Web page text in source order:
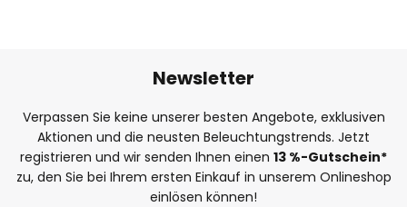
Newsletter
Verpassen Sie keine unserer besten Angebote, exklusiven
Aktionen und die neusten Beleuchtungstrends. Jetzt
registrieren und wir senden Ihnen einen 13 %-Gutschein*
zu, den Sie bei Ihrem ersten Einkauf in unserem Onlineshop
einlösen können!